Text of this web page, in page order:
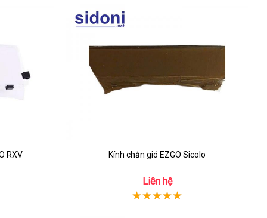
RXV Kính chắn gió EZGO Sicolo
Liên hệ